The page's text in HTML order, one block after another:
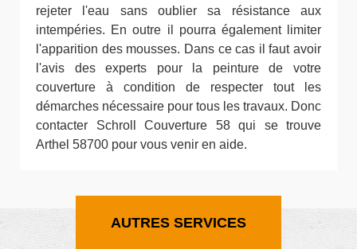
rejeter l'eau sans oublier sa résistance aux
intempéries. En outre il pourra également limiter
l'apparition des mousses. Dans ce cas il faut avoir
l'avis des experts pour la peinture de votre
couverture à condition de respecter tout les
démarches nécessaire pour tous les travaux. Donc
contacter Schroll Couverture 58 qui se trouve
Arthel 58700 pour vous venir en aide.
AUTRES SERVICES